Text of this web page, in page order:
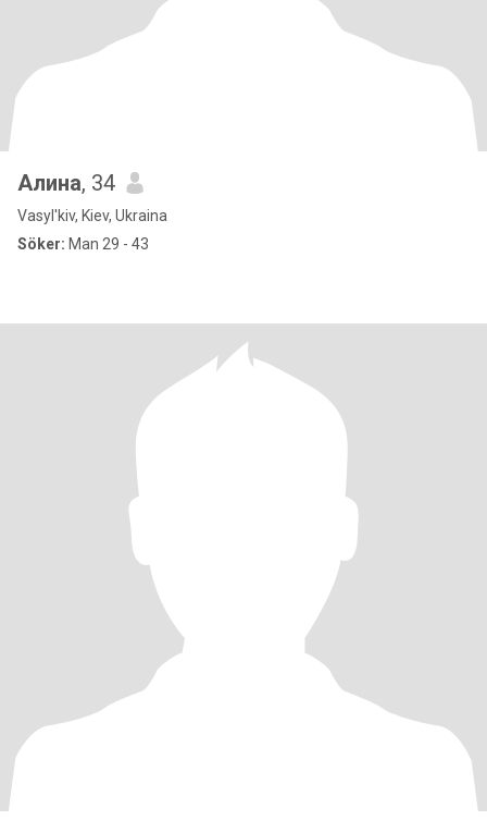
Алина, 34
Vasyl'kiv, Kiev, Ukraina
Söker: Man 29 - 43